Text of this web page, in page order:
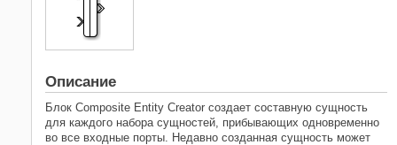
Примеры модели
Смотрите также
Описание
Блок Composite Entity Creator создает составную сущность
для каждого набора сущностей, прибывающих одновременно
во все входные порты. Недавно созданная сущность может